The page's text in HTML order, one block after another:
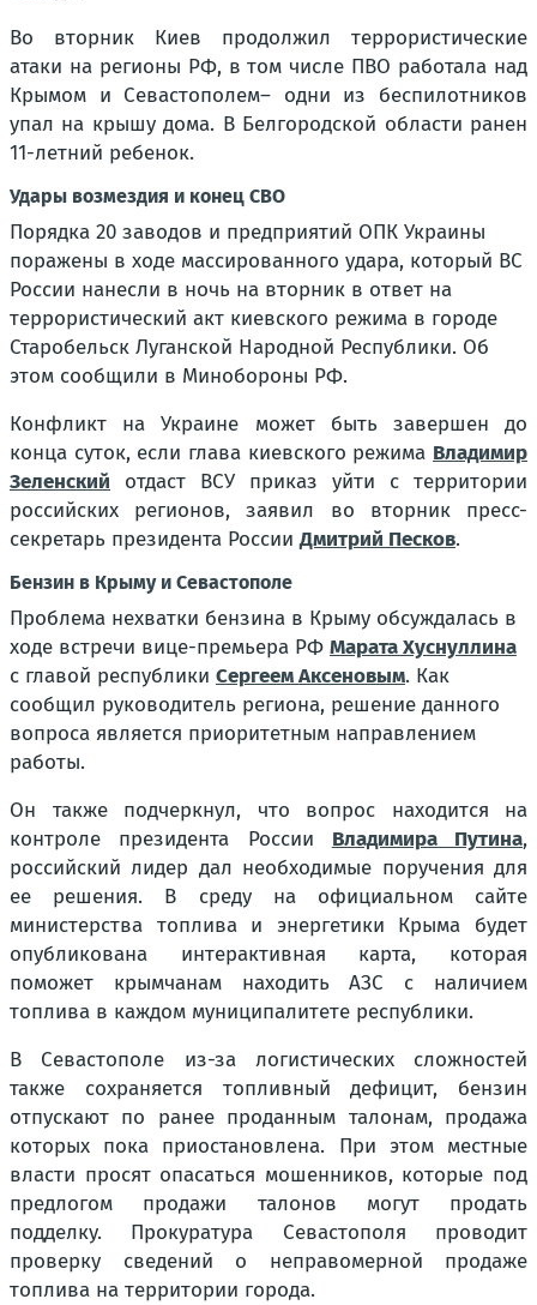
Во вторник Киев продолжил террористические
атаки на регионы РФ, в том числе ПВО работала над
Крымом и Севастополем– одни из беспилотников
упал на крышу дома. В Белгородской области ранен
11-летний ребенок.
Удары возмездия и конец СВО
Порядка 20 заводов и предприятий ОПК Украины
поражены в ходе массированного удара, который ВС
России нанесли в ночь на вторник в ответ на
террористический акт киевского режима в городе
Старобельск Луганской Народной Республики. Об
этом сообщили в Минобороны РФ.
Конфликт на Украине может быть завершен до
конца суток, если глава киевского режима Владимир
Зеленский отдаст ВСУ приказ уйти с территории
российских регионов, заявил во вторник пресс-
секретарь президента РоссииДмитрий Песков.
Бензин в Крыму и Севастополе
Проблема нехватки бензина в Крыму обсуждалась в
ходе встречи вице-премьера РФ Марата Хуснуллина
с главой республики Сергеем Аксеновым. Как
сообщил руководитель региона, решение данного
вопроса является приоритетным направлением
работы.
Он также подчеркнул, что вопрос находится на
контроле президента России Владимира Путина,
российский лидер дал необходимые поручения для
ее решения. В среду на официальном сайте
министерства топлива и энергетики Крыма будет
опубликована интерактивная карта, которая
поможет крымчанам находить АЗС с наличием
топлива в каждом муниципалитете республики.
В Севастополе из-за логистических сложностей
также сохраняется топливный дефицит, бензин
отпускают по ранее проданным талонам, продажа
которых пока приостановлена. При этом местные
власти просят опасаться мошенников, которые под
предлогом продажи талонов могут продать
подделку. Прокуратура Севастополя проводит
проверку сведений о неправомерной продаже
топлива на территории города.